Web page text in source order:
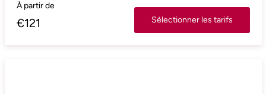
À partir de
€121 Sélectionner les tarifs